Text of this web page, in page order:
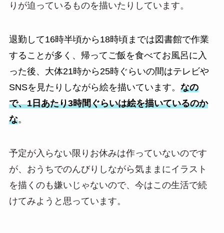
りが迫っているものを描いたりしています。
退勤して16時半頃から18時頃までは図書館で作業
することが多く、帰ってご飯を食べてお風呂に入
った後、大体21時から25時ぐらいの間はテレビや
SNSを見たりしながら絵を描いています。 なの
で、1日あたり3時間ぐらいは絵を描いているのか
な。
予定が入らない限りお休みは作っていないのです
が、おうちでのんびりしながら気ままにイラスト
を描くのも嫌いじゃないので、今はこの生活で続
けてみようと思っています。